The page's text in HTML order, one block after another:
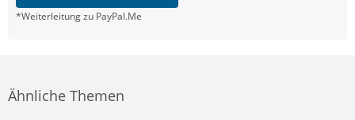
*Weiterleitung zu PayPal.Me
Ähnliche Themen